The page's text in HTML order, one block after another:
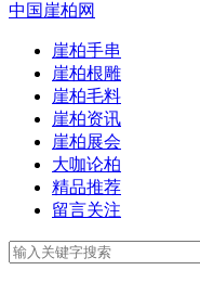
中国崖柏网
崖柏手串
崖柏根雕
崖柏毛料
崖柏资讯
崖柏展会
大咖论柏
精品推荐
留言关注